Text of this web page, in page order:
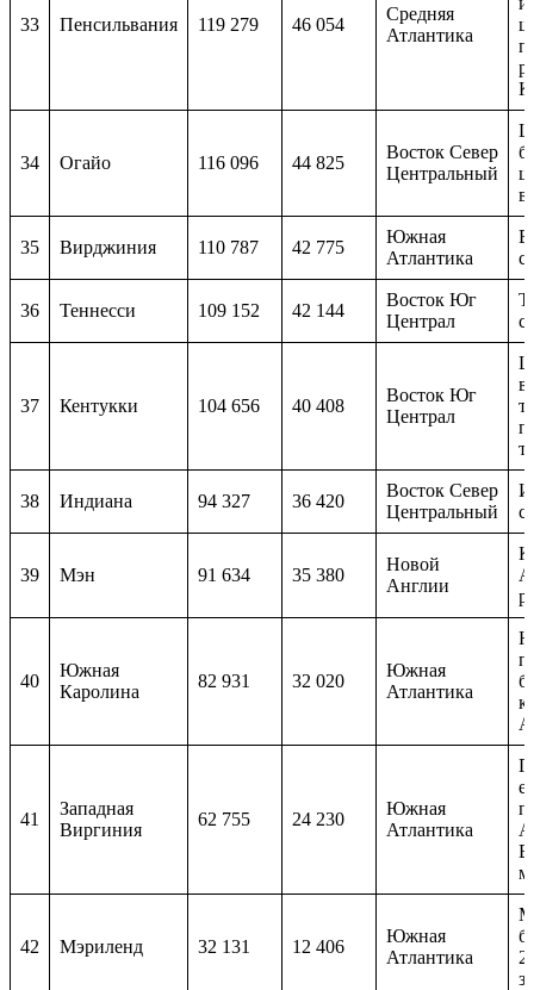
33 Пенсильвания 119 279 46 054
Средняя
Атлантика
34 Огайо 116 096 44 825
Восток Север
Центральный
35 Вирджиния 110 787 42 775
Южная
Атлантика
с
36 Теннесси 109 152 42 144
Восток Юг
Централ
с
37 Кентукки 104 656 40 408
Восток Юг
Централ
в
38 Индиана 94 327 36 420
Восток Север
Центральный
с
39 Мэн 91 634 35 380
Новой
Англии
40
Южная
Каролина
82 931 32 020
Южная
Атлантика
41
Западная
Виргиния
62 755 24 230
Южная
Атлантика
42 Мэриленд 32 131 12 406
Южная
Атлантика